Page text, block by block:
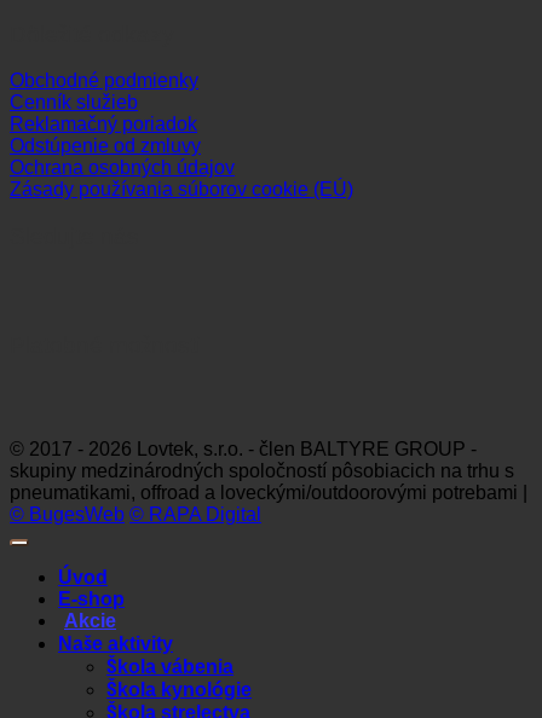
Obchodné podmienky
Cenník služieb
Reklamačný poriadok
Odstúpenie od zmluvy
Ochrana osobných údajov
Zásady používania súborov cookie (EÚ)
© 2017 - 2026 Lovtek, s.r.o. - člen BALTYRE GROUP -
skupiny medzinárodných spoločností pôsobiacich na trhu s
pneumatikami, offroad a loveckými/outdoorovými potrebami |
© BugesWeb © RAPA Digital
Úvod
E-shop
Akcie
Naše aktivity
Škola vábenia
Škola kynológie
Škola strelectva